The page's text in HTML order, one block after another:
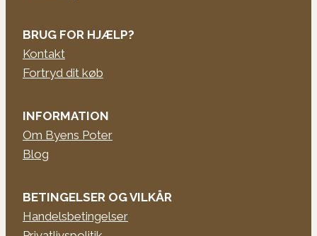
BRUG FOR HJÆLP?
Kontakt
Fortryd dit køb
INFORMATION
Om Byens Poter
Blog
BETINGELSER OG VILKÅR
Handelsbetingelser